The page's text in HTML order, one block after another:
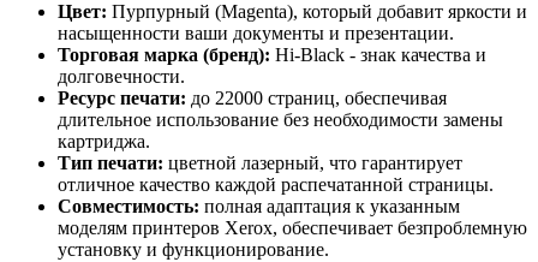
Цвет: Пурпурный (Magenta), который добавит яркости и
насыщенности ваши документы и презентации.
Торговая марка (бренд): Hi-Black - знак качества и
долговечности.
Ресурс печати: до 22000 страниц, обеспечивая
длительное использование без необходимости замены
картриджа.
Тип печати: цветной лазерный, что гарантирует
отличное качество каждой распечатанной страницы.
Совместимость: полная адаптация к указанным
моделям принтеров Xerox, обеспечивает безпроблемную
установку и функционирование.